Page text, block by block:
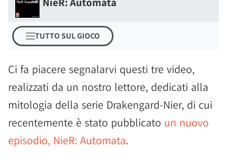
TUTTO SUL GIOCO
Ci fa piacere segnalarvi questi tre video,
realizzati da un nostro lettore, dedicati alla
mitologia della serie Drakengard-Nier, di cui
recentemente è stato pubblicato un nuovo
episodio, NieR: Automata.